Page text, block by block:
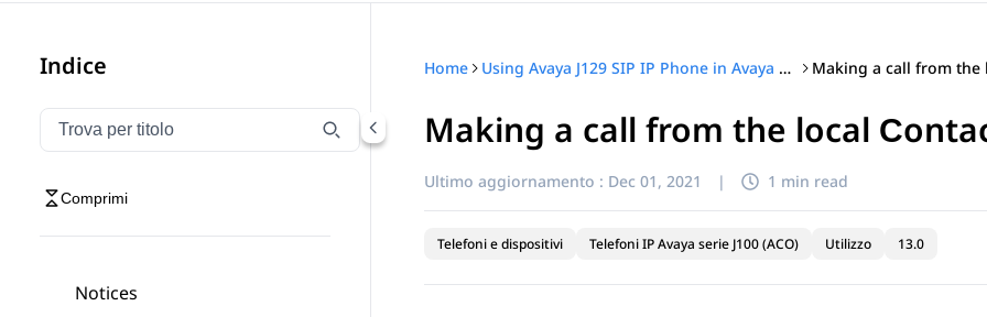
Indice
Filtra la navigazione per titolo
Digitare per filtrare gli elementi di navigazione per titolo
Comprimi
Notices
Home Using Avaya J129 SIP IP Phone in Avaya Cloud Office™
Making a call from the local
Ultimo aggiornamento : Dec 01, 2021 | 1 min read
Telefoni e dispositivi Telefoni IP Avaya serie J100 (ACO) Utilizzo 13.0